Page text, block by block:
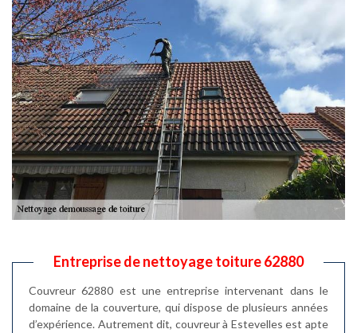
Entreprise de nettoyage toiture 62880
Couvreur 62880 est une entreprise intervenant dans le
domaine de la couverture, qui dispose de plusieurs années
d’expérience. Autrement dit, couvreur à Estevelles est apte